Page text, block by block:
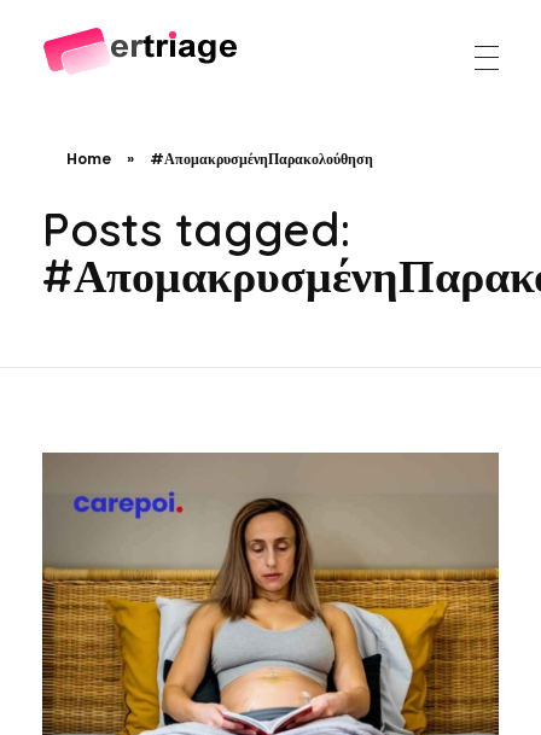
Home » #ΑπομακρυσμένηΠαρακολούθηση
Posts tagged: